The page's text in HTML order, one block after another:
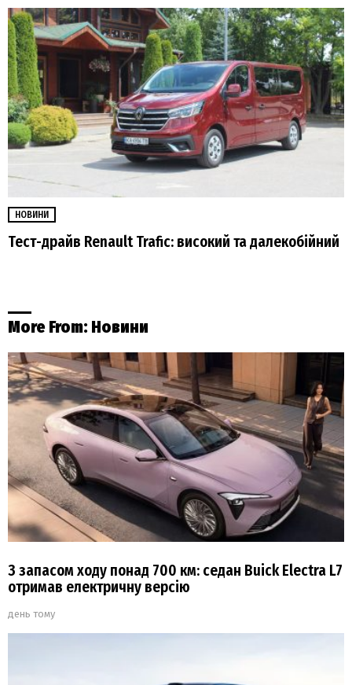
НОВИНИ
Тест-драйв Renault Trafic: високий та далекобійний
More From: Новини
З запасом ходу понад 700 км: седан Buick Electra L7
отримав електричну версію
день тому